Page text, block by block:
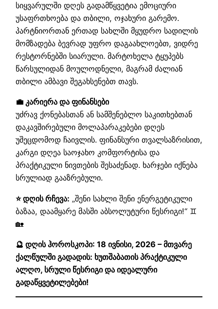
სიყვარულში დღეს გადამწყვეტია ემოციური
უსაფრთხოება და თბილი, ოჯახური გარემო.
პარტნიორთან ერთად სახლში მყუდრო სადილის
მომზადება ბევრად უფრო დაგაახლოებთ, ვიდრე
რესტორნებში სიარული. მარტოხელა ტყუპებს
წარსულიდან მოულოდნელი, მაგრამ ძალიან
თბილი ამბავი შეგახსენებთ თავს.
💼 კარიერა და ფინანსები
უძრავ ქონებასთან ან სამშენებლო საკითხებთან
დაკავშირებული მოლაპარაკებები დღეს
უშეცდომოდ ჩაივლის. ფინანსური თვალსაზრისით,
კარგი დღეა საოჯახო კომფორტისა და
პრაქტიკული ნივთების შესაძენად. ხარჯები იქნება
სრულიად გააზრებული.
⭐ დღის რჩევა: „შენი სახლი შენი ენერგეტიკული
ბაზაა, დაამყარე მასში აბსოლუტური წესრიგი!“ ♊
🏡
🔮 დღის ჰოროსკოპი: 18 ივნისი, 2026 – მთვარე
ქალწულში გადადის: ხუთშაბათის პრაქტიკული
ალღო, სრული წესრიგი და იდეალური
გადაწყვეტილებები!